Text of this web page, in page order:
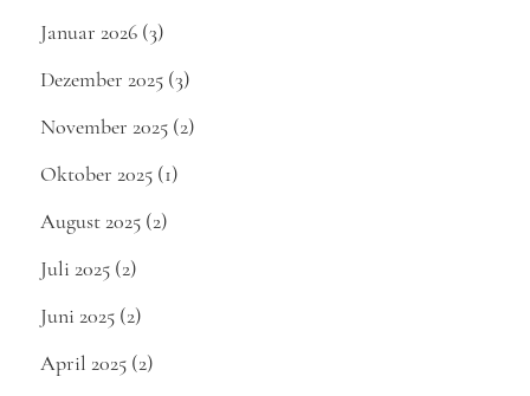
Januar 2026 (3)
Dezember 2025 (3)
November 2025 (2)
Oktober 2025 (1)
August 2025 (2)
Juli 2025 (2)
Juni 2025 (2)
April 2025 (2)